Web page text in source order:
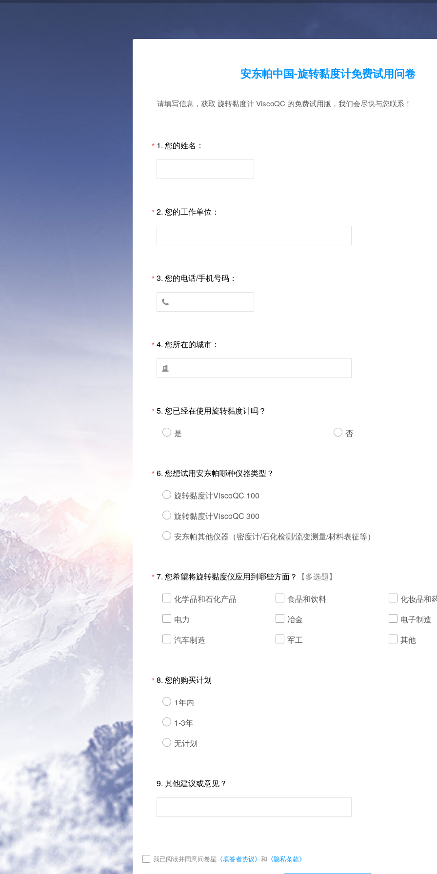
安东帕中国-旋转黏度计免费试用问卷
请填写信息，获取 旋转黏度计 ViscoQC 的免费试用版，我们会尽快与您联系！
* 1. 您的姓名：
*2. 您的工作单位：
*3. 您的电话/手机号码：

*4. 您所在的城市：

*5. 您已经在使用旋转黏度计吗？
是
否
*6. 您想试用安东帕哪种仪器类型？
旋转黏度计ViscoQC 100
旋转黏度计ViscoQC 300
安东帕其他仪器（密度计/石化检测/流变测量/材料表征等）
*7. 您希望将旋转黏度仪应用到哪些方面？
【多选题】
化学品和石化产品
食品和饮料
化妆品和
电力
冶金
电子制造
汽车制造
军工 其他
*8. 您的购买计划
1年内
1-3年
无计划
9. 其他建议或意见？
我已阅读并同意问卷星 《填答者协议》 和 《隐私条款》